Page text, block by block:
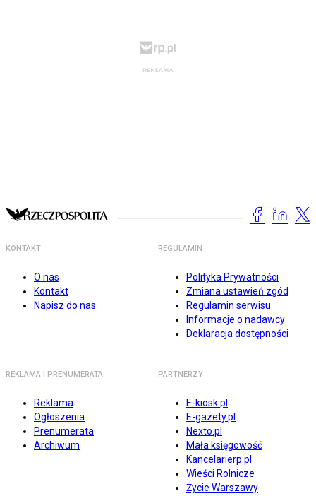
KONTAKT
O nas
Kontakt
Napisz do nas
REGULAMIN
Polityka Prywatności
Zmiana ustawień zgód
Regulamin serwisu
Informacje o nadawcy
Deklaracja dostępności
REKLAMA I PRENUMERATA
Reklama
Ogłoszenia
Prenumerata
Archiwum
PARTNERZY
E-kiosk.pl
E-gazety.pl
Nexto.pl
Mała księgowość
Kancelarierp.pl
Wieści Rolnicze
Życie Warszawy